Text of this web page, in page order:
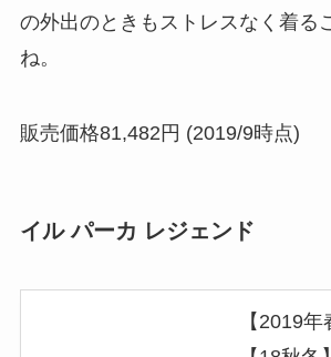
の外出のときもストレスなく着る
ね。
販売価格81,482円 (2019/9時点)
イル パーカ レジェンド
【2019年